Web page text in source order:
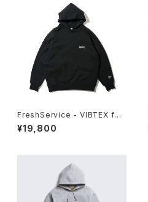
FreshService - VIBTEX for
FreshService SWEAT PULL
HOODIE
¥19,800